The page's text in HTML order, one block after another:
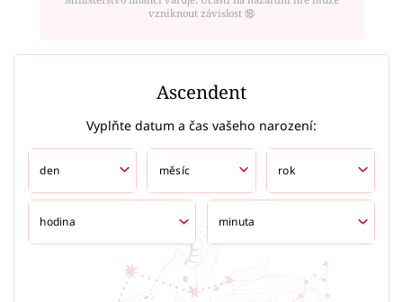
vzniknout závislost ⑱
Ascendent
Vyplňte datum a čas vašeho narození: